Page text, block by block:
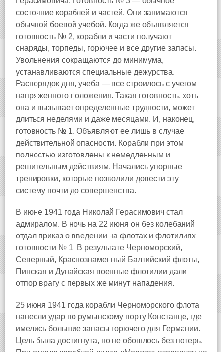
состояние кораблей и частей. Они занимаются
обычной боевой учебой. Когда же объявляется
готовность № 2, корабли и части получают
снаряды, торпеды, горючее и все другие запасы.
Увольнения сокращаются до минимума,
устанавливаются специальные дежурства.
Распорядок дня, учеба — все строилось с учетом
напряженного положения. Такая готовность, хоть
она и вызывает определенные трудности, может
длиться неделями и даже месяцами. И, наконец,
готовность № 1. Объявляют ее лишь в случае
действительной опасности. Корабли при этом
полностью изготовлены к немедленным и
решительным действиям. Начались упорные
тренировки, которые позволили довести эту
систему почти до совершенства.
В июне 1941 года Николай Герасимович стал
адмиралом. В ночь на 22 июня он без колебаний
отдал приказ о введении на флотах и флотилиях
готовности № 1. В результате Черноморский,
Северный, Краснознаменный Балтийский флоты,
Пинская и Дунайская военные флотилии дали
отпор врагу с первых же минут нападения.
25 июня 1941 года корабли Черноморского флота
нанесли удар по румынскому порту Констанце, где
имелись большие запасы горючего для Германии.
Цель была достигнута, но не обошлось без потерь.